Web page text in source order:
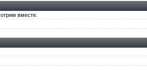
вместе.